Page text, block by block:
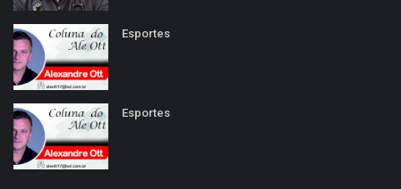
Esportes
Esportes